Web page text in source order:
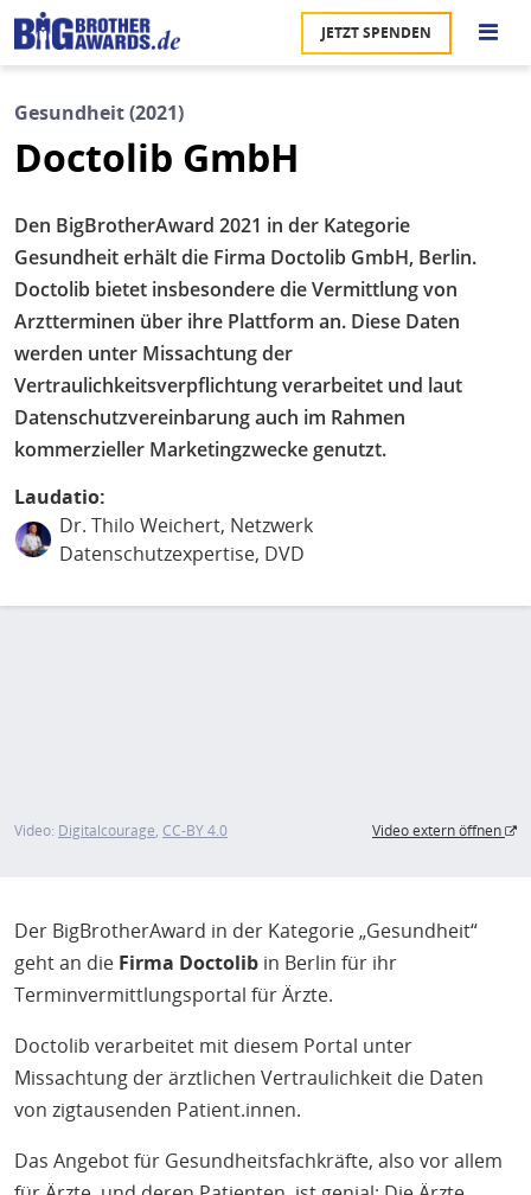
Direkt
zum
Inhalt
JETZT SPENDEN
Gesundheit (2021)
Doctolib GmbH
Den BigBrotherAward 2021 in der Kategorie
Gesundheit erhält die Firma Doctolib GmbH, Berlin.
Doctolib bietet insbesondere die Vermittlung von
Arztterminen über ihre Plattform an. Diese Daten
werden unter Missachtung der
Vertraulichkeitsverpflichtung verarbeitet und laut
Datenschutzvereinbarung auch im Rahmen
kommerzieller Marketingzwecke genutzt.
Laudatio:
Dr. Thilo Weichert, Netzwerk
Datenschutzexpertise, DVD
Video extern öffnen
Video: Digitalcourage CC-BY 4.0
Der BigBrotherAward in der Kategorie „Gesundheit“
geht an die Firma Doctolib in Berlin für ihr
Terminvermittlungsportal für Ärzte.
Doctolib verarbeitet mit diesem Portal unter
Missachtung der ärztlichen Vertraulichkeit die Daten
von zigtausenden Patient.innen.
Das Angebot für Gesundheitsfachkräfte, also vor allem